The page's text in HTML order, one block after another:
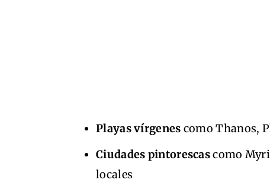
Playas vírgenes como Thanos,
Ciudades pintorescascomo
locales